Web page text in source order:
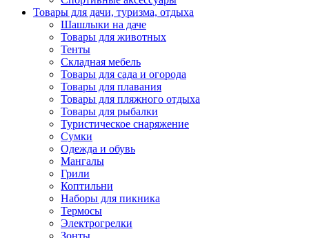
Товары для дачи, туризма, отдыха
Шашлыки на даче
Товары для животных
Тенты
Складная мебель
Товары для сада и огорода
Товары для плавания
Товары для пляжного отдыха
Товары для рыбалки
Туристическое снаряжение
Сумки
Одежда и обувь
Мангалы
Грили
Коптильни
Наборы для пикника
Термосы
Электрогрелки
Зонты